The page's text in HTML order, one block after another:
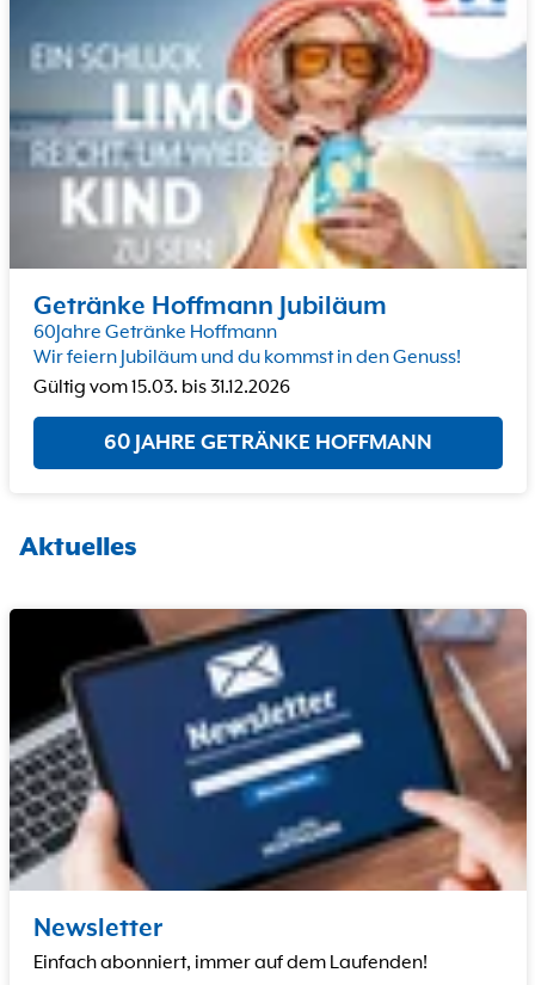
Getränke Hoffmann Jubiläum
60Jahre Getränke Hoffmann
Wir feiern Jubiläum und du kommst in den Genuss!
Gültig vom15.03. bis31.12.2026
60 JAHRE GETRÄNKE HOFFMANN
Aktuelles
Newsletter
Einfach abonniert, immer auf dem Laufenden!